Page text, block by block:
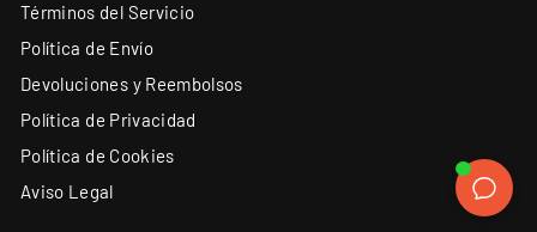
Términos del Servicio
Política de Envío
Devoluciones y Reembolsos
Política de Privacidad
Política de Cookies
Aviso Legal